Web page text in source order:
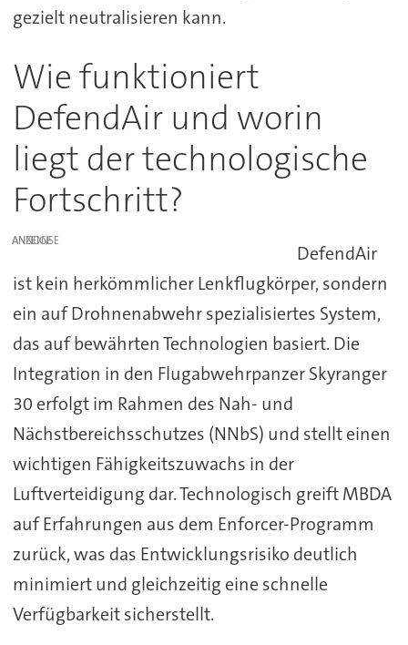
gezielt neutralisieren kann.
Wie funktioniert
DefendAir und worin
liegt der technologische
Fortschritt?
ANZEIGE
DefendAir
ist kein herkömmlicher Lenkflugkörper, sondern
ein auf Drohnenabwehr spezialisiertes System,
das auf bewährten Technologien basiert. Die
Integration in den Flugabwehrpanzer Skyranger
30 erfolgt im Rahmen des Nah- und
Nächstbereichsschutzes (NNbS) und stellt einen
wichtigen Fähigkeitszuwachs in der
Luftverteidigung dar. Technologisch greift MBDA
auf Erfahrungen aus dem Enforcer-Programm
zurück, was das Entwicklungsrisiko deutlich
minimiert und gleichzeitig eine schnelle
Verfügbarkeit sicherstellt.